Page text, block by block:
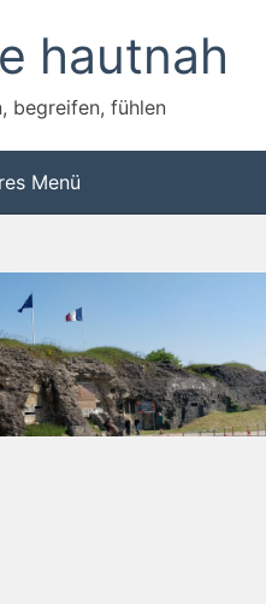
hautnah
begreifen, fühlen
Menü